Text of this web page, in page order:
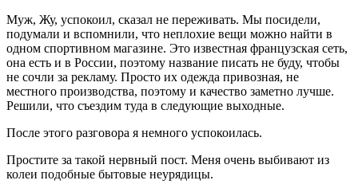
Муж, Жу, успокоил, сказал не переживать. Мы посидели,
подумали и вспомнили, что неплохие вещи можно найти в
одном спортивном магазине. Это известная французская сеть,
она есть и в России, поэтому название писать не буду, чтобы
не сочли за рекламу. Просто их одежда привозная, не
местного производства, поэтому и качество заметно лучше.
Решили, что съездим туда в следующие выходные.
После этого разговора я немного успокоилась.
Простите за такой нервный пост. Меня очень выбивают из
колеи подобные бытовые неурядицы.